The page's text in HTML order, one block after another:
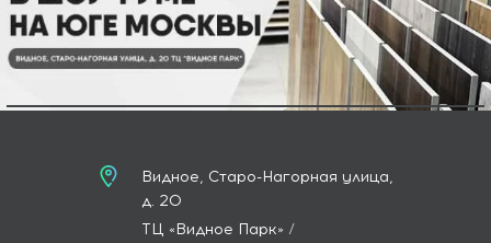
Видное, Старо-Нагорная улица,
д. 20
ТЦ «Видное Парк» /